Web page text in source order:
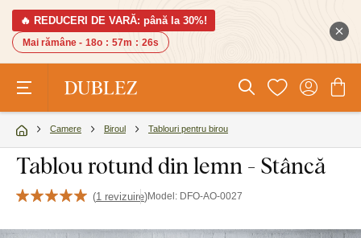
🔥 REDUCERI DE VARĂ: până la 30%!
Mai rămâne - 18o : 57m : 25s
Camere Biroul Tablouri pentru birou
Tablou rotund din lemn - Stâncă
(1 revizuire)Model: DFO-AO-0027